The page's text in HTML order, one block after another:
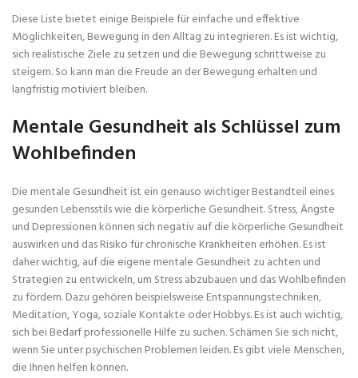
Diese Liste bietet einige Beispiele für einfache und effektive
Möglichkeiten, Bewegung in den Alltag zu integrieren. Es ist wichtig,
sich realistische Ziele zu setzen und die Bewegung schrittweise zu
steigern. So kann man die Freude an der Bewegung erhalten und
langfristig motiviert bleiben.
Mentale Gesundheit als Schlüssel zum
Wohlbefinden
Die mentale Gesundheit ist ein genauso wichtiger Bestandteil eines
gesunden Lebensstils wie die körperliche Gesundheit. Stress, Ängste
und Depressionen können sich negativ auf die körperliche Gesundheit
auswirken und das Risiko für chronische Krankheiten erhöhen. Es ist
daher wichtig, auf die eigene mentale Gesundheit zu achten und
Strategien zu entwickeln, um Stress abzubauen und das Wohlbefinden
zu fördern. Dazu gehören beispielsweise Entspannungstechniken,
Meditation, Yoga, soziale Kontakte oder Hobbys. Es ist auch wichtig,
sich bei Bedarf professionelle Hilfe zu suchen. Schämen Sie sich nicht,
wenn Sie unter psychischen Problemen leiden. Es gibt viele Menschen,
die Ihnen helfen können.